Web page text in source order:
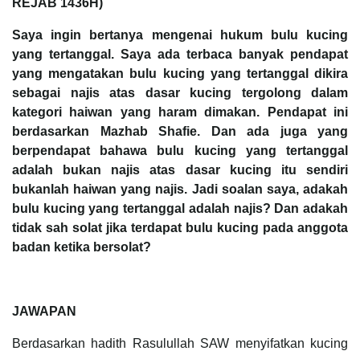
REJAB 1436H)
Saya ingin bertanya mengenai hukum bulu kucing
yang tertanggal. Saya ada terbaca banyak pendapat
yang mengatakan bulu kucing yang tertanggal dikira
sebagai najis atas dasar kucing tergolong dalam
kategori haiwan yang haram dimakan. Pendapat ini
berdasarkan Mazhab Shafie. Dan ada juga yang
berpendapat bahawa bulu kucing yang tertanggal
adalah bukan najis atas dasar kucing itu sendiri
bukanlah haiwan yang najis. Jadi soalan saya, adakah
bulu kucing yang tertanggal adalah najis? Dan adakah
tidak sah solat jika terdapat bulu kucing pada anggota
badan ketika bersolat?
JAWAPAN
Berdasarkan hadith Rasulullah SAW menyifatkan kucing